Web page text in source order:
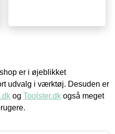
er i øjeblikket
udvalg i værktøj. Desuden er
og Toolster.dk også meget